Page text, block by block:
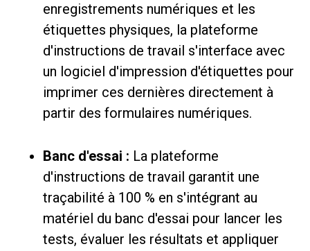
enregistrements numériques et les
étiquettes physiques, la plateforme
d'instructions de travail s'interface avec
un logiciel d'impression d'étiquettes pour
imprimer ces dernières directement à
partir des formulaires numériques.
Banc d'essai : La plateforme
d'instructions de travail garantit une
traçabilité à 100 % en s'intégrant au
matériel du banc d'essai pour lancer les
tests, évaluer les résultats et appliquer